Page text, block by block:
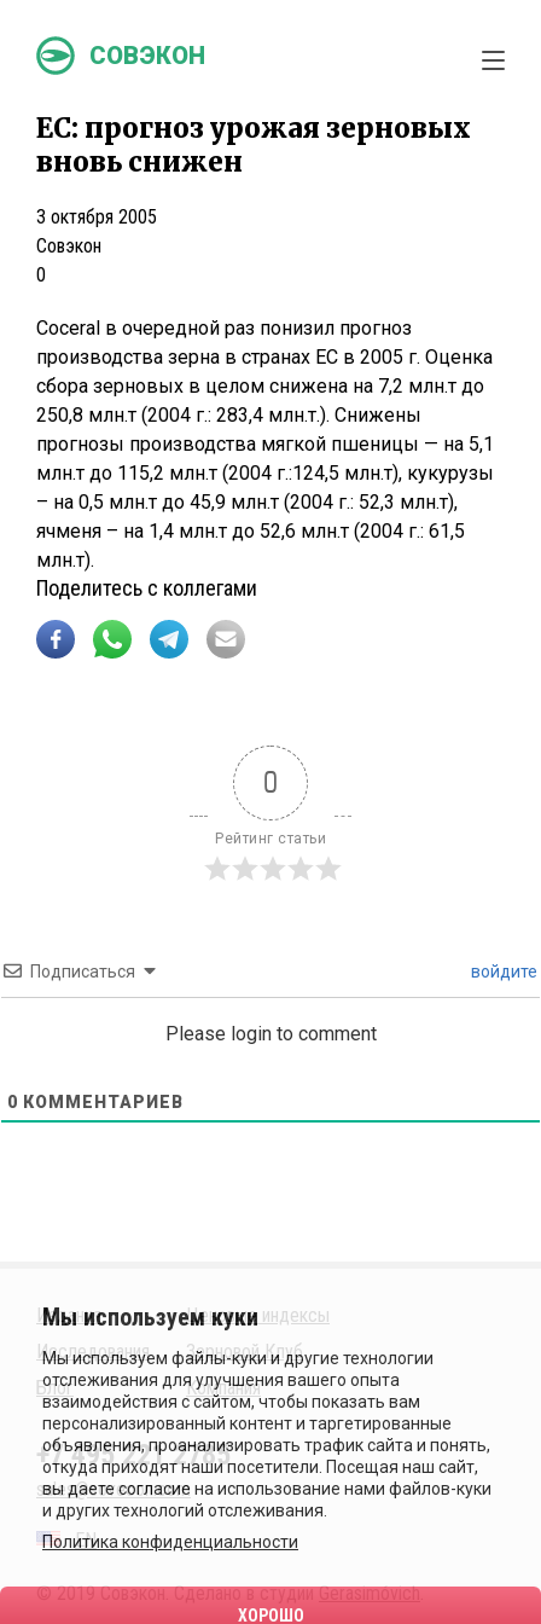
СОВЭКОН
ЕС: прогноз урожая зерновых
вновь снижен
3 октября 2005
Совэкон
0
Coceral в очередной раз понизил прогноз
производства зерна в странах ЕС в 2005 г. Оценка
сбора зерновых в целом снижена на 7,2 млн.т до
250,8 млн.т (2004 г.: 283,4 млн.т.). Снижены
прогнозы производства мягкой пшеницы — на 5,1
млн.т до 115,2 млн.т (2004 г.:124,5 млн.т), кукурузы
– на 0,5 млн.т до 45,9 млн.т (2004 г.: 52,3 млн.т),
ячменя – на 1,4 млн.т до 52,6 млн.т (2004 г.: 61,5
млн.т).
Поделитесь с коллегами
0
Рейтинг статьи
Подписаться войдите
Please login to comment
0 КОММЕНТАРИЕВ
Издания
Исследования
Блог
Ценовые индексы
Зерновой Клуб
Компания
+7 495 221 2785
sales@sovecon.com
EN
© 2019 Совэкон. Сделано в студииGerasimóvich.
Политика конфиденциальности